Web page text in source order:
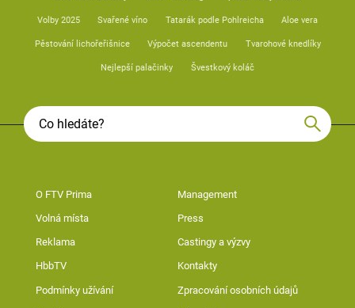
Volby 2025 Svařené víno Tatarák podle Pohlreicha Aloe vera
Pěstování lichořeřišnice Výpočet ascendentu Tvarohové knedlíky
Nejlepší palačinky Švestkový koláč
O FTV Prima Management
Volná místa Press
Reklama Castingy a výzvy
HbbTV Kontakty
Podmínky užívání Zpracování osobních údajů